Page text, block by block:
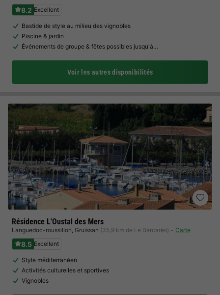
8.2 Excellent
Bastide de style au milieu des vignobles
Piscine & jardin
Événements de groupe & fêtes possibles jusqu'à…
Voir les autres disponibilités
Résidence L'Oustal des Mers
Languedoc-roussillon, Gruissan (35,9 km de Le Barcarès) Carte
8.5 Excellent
Style méditerranéen
Activités culturelles et sportives
Vignobles